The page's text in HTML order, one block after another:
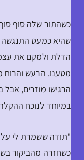
כשהתור שלה סוף
שהיא כמעט התנגשה
הדלת ולמקם את
מטענו. הרעש
הרגישו מוזרים,
במיוחד לנוכח
"תודה ששמרת לי
כשחזרה מהביקור